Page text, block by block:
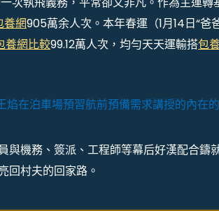
養網905萬余人次。本年春運（1月14日“爸
養網比較99.12萬人次，均勻天天運輸搭包
焰在泊車場預習航前預備需求講授的內在
與機務、簽派、工程師等幕后好漢配合
回村夫的回家路。